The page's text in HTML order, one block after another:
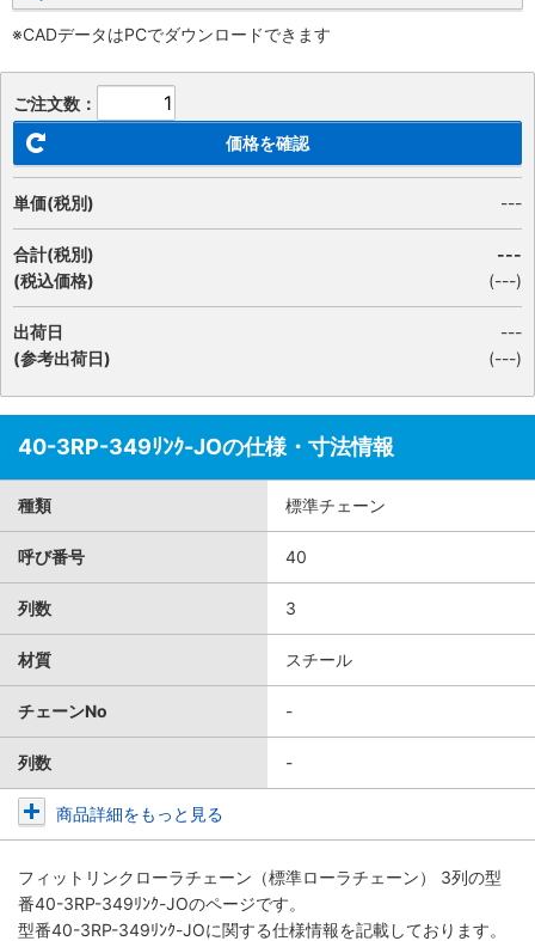
※CADデータはPCでダウンロードできます
ご注文数：
価格を確認
単価(税別) ---
合計(税別)
(税込価格)
---
(---)
出荷日
(参考出荷日)
---
(---)
40-3RP-349ﾘﾝｸ-JOの仕様・寸法情報
種類 標準チェーン
呼び番号 40
列数 3
材質 スチール
チェーンNo -
列数 -
商品詳細をもっと見る
フィットリンクローラチェーン（標準ローラチェーン） 3列の型
番40-3RP-349ﾘﾝｸ-JOのページです。
型番40-3RP-349ﾘﾝｸ-JOに関する仕様情報を記載しております。